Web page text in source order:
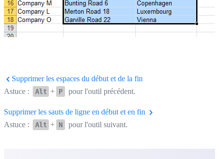
Supprimer les espaces du début et de la fin
Astuce :
Alt + P pour l'outil précédent.
Supprimer les sauts de ligne en début et en fin
Astuce :
Alt + N pour l'outil suivant.